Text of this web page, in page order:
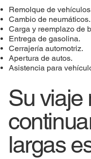
Remolque de
Cambio de neumáticos.
Carga y reemplazo de
Entrega de gasolina.
Cerrajería automotriz.
Apertura de autos.
Asistencia para
Su viaje
largas